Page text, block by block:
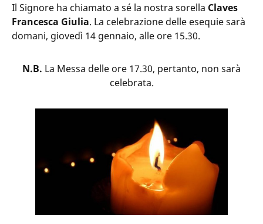
Il Signore ha chiamato a sé la nostra sorella Claves
Francesca Giulia. La celebrazione delle esequie sarà
domani, giovedì 14 gennaio, alle ore 15.30.
N.B. La Messa delle ore 17.30, pertanto, non sarà
celebrata.